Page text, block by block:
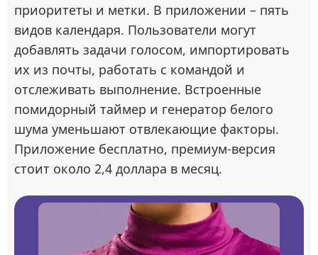
приоритеты и метки. В приложении – пять
видов календаря. Пользователи могут
добавлять задачи голосом, импортировать
их из почты, работать с командой и
отслеживать выполнение. Встроенные
помидорный таймер и генератор белого
шума уменьшают отвлекающие факторы.
Приложение бесплатно, премиум-версия
стоит около 2,4 доллара в месяц.